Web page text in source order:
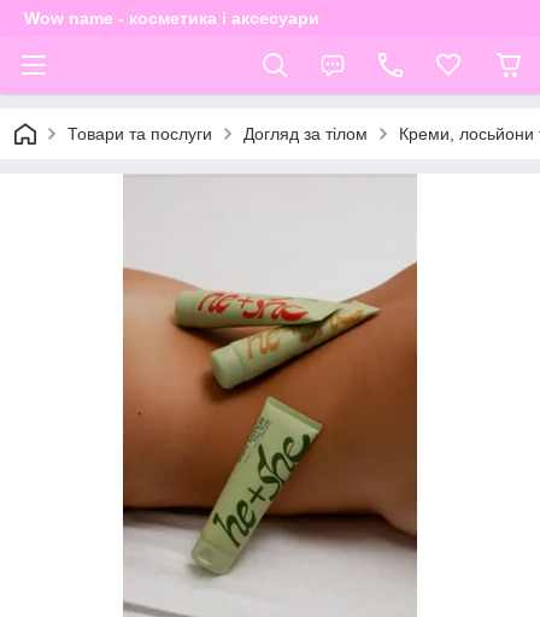
Wow name - косметика і аксесуари
Товари та послуги Догляд за тілом Креми, лосьйони